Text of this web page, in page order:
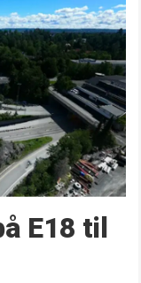
E18 til